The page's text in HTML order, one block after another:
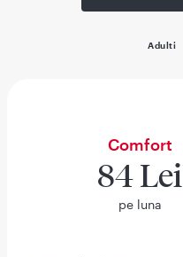
Adulti
Comfort
84 Lei
pe luna